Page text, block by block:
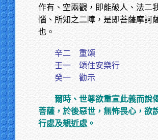
作有、空兩觀，即能破人、法二
惱、所知之二障，是即菩薩摩訶
也。
辛二 重頌
壬一 頌住安樂行
癸一 勸示
爾時、世尊欲重宣此義而說
菩薩，於後惡世，無怖畏心，欲
行處及親近處。